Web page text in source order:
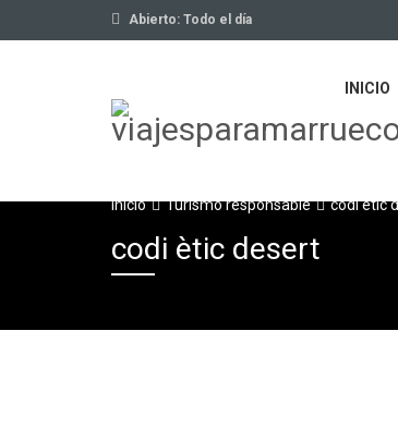
Abierto: Todo el día
INICIO
Inicio Turismo responsable codi ètic
codi ètic desert